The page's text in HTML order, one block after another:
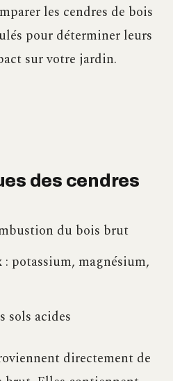
les cendres de bois
pour déterminer leurs
sur votre jardin.
des cendres
du bois brut
potassium, magnésium,
sols acides
directement de